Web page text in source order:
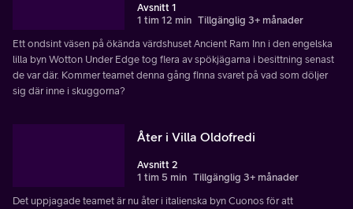
Avsnitt 1
1 tim 12 min Tillgänglig 3+ månader
Ett ondsint väsen på ökända värdshuset Ancient Ram Inn i den engelska
lilla byn Wotton Under Edge tog flera av spökjägarna i besittning senast
de var där. Kommer teamet denna gång finna svaret på vad som döljer
sig där inne i skuggorna?
Åter i Villa Oldofredi
Avsnitt 2
1 tim 5 min Tillgänglig 3+ månader
Det uppjagade teamet är nu åter i italienska byn Cuonos för att